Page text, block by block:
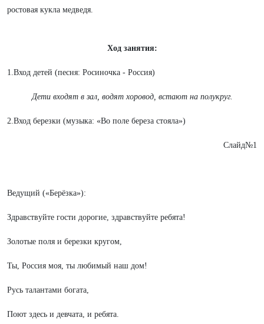
ростовая кукла медведя.
Ход занятия:
1.Вход детей (песня: Росиночка - Россия)
Дети входят в зал, водят хоровод, встают на полукруг.
2.Вход березки (музыка: «Во поле береза стояла»)
Слайд№1
Ведущий («Берёзка»):
Здравствуйте гости дорогие, здравствуйте ребята!
Золотые поля и березки кругом,
Ты, Россия моя, ты любимый наш дом!
Русь талантами богата,
Поют здесь и девчата, и ребята.